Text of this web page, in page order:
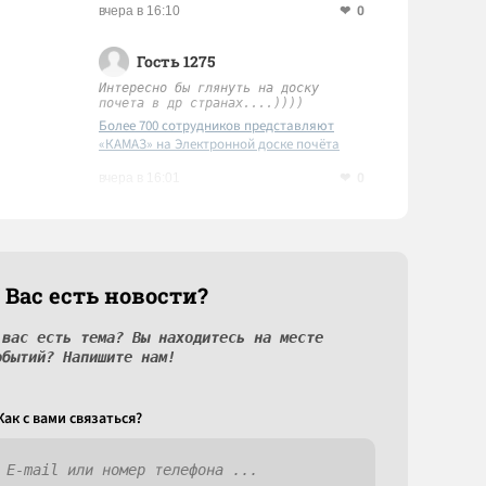
вчера в 16:10 0
Гость 1275
Интересно бы глянуть на доску
почета в др странах....))))
Более 700 сотрудников представляют
«КАМАЗ» на Электронной доске почёта
есть новости?
есть тема? Вы находитесь на месте
Напишите нам!
c вами связаться?